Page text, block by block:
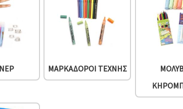
ΜΑΡΚΑΔΌΡΟΙ ΤΈΧΝΗΣ